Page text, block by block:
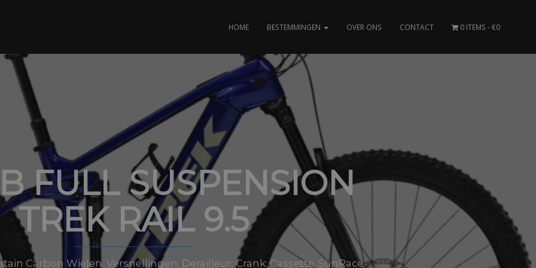
HOME BESTEMMINGEN OVER ONS CONTACT 0 ITEMS €0
FULL SUSPENSION
TREK RAIL 9.5
Carbon Wielen: Versnellingen: Derailleur: Crank: Cassette: SunRace